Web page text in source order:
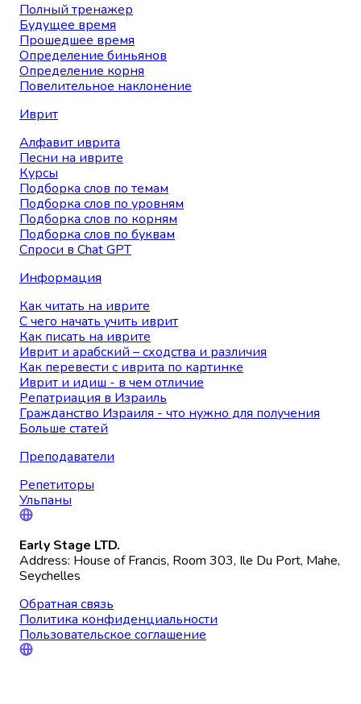
Полный тренажер
Будущее время
Прошедшее время
Определение биньянов
Определение корня
Повелительное наклонение
Иврит
Алфавит иврита
Песни на иврите
Курсы
Подборка слов по темам
Подборка слов по уровням
Подборка слов по корням
Подборка слов по буквам
Спроси в Chat GPT
Информация
Как читать на иврите
С чего начать учить иврит
Как писать на иврите
Иврит и арабский – сходства и различия
Как перевести с иврита по картинке
Иврит и идиш - в чем отличие
Репатриация в Израиль
Гражданство Израиля - что нужно для получения
Больше статей
Преподаватели
Репетиторы
Ульпаны
Early Stage LTD.
Address: House of Francis, Room 303, Ile Du Port, Mahe,
Seychelles
Обратная связь
Политика конфиденциальности
Пользовательское соглашение